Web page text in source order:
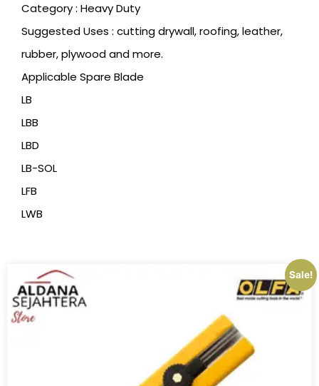
Category : Heavy Duty
Suggested Uses : cutting drywall, roofing, leather,
rubber, plywood and more.
Applicable Spare Blade
LB
LBB
LBD
LB-SOL
LFB
LWB
Sale!